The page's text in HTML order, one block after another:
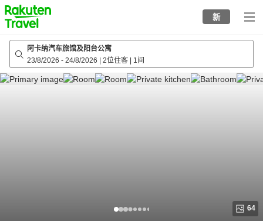
to
top
page
新
阿卡纳汽车旅馆及阳台公寓
23/8/2026 - 24/8/2026 2位住客 1间
64